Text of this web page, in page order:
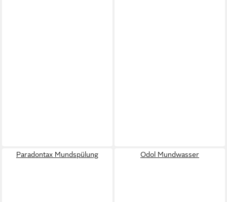
Paradontax Mundspülung Odol Mundwasser